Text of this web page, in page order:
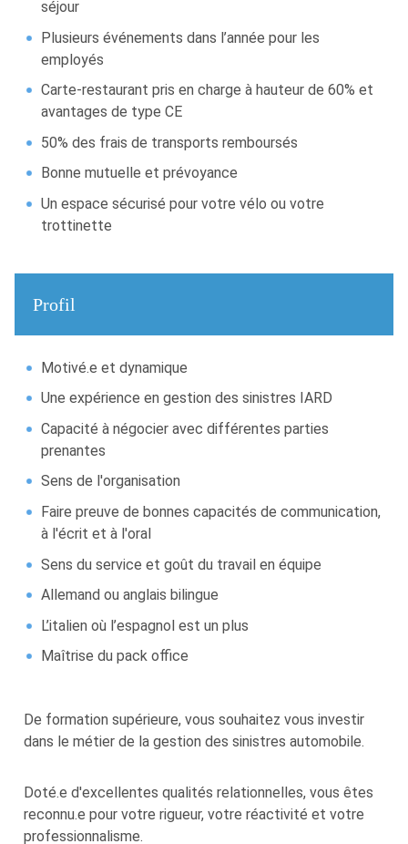
séjour
Plusieurs événements dans l’année pour les
employés
Carte-restaurant pris en charge à hauteur de 60% et
avantages de type CE
50% des frais de transports remboursés
Bonne mutuelle et prévoyance
Un espace sécurisé pour votre vélo ou votre
trottinette
Profil
Motivé.e et dynamique
Une expérience en gestion des sinistres IARD
Capacité à négocier avec différentes parties
prenantes
Sens de l'organisation
Faire preuve de bonnes capacités de communication,
à l'écrit et à l'oral
Sens du service et goût du travail en équipe
Allemand ou anglais bilingue
L’italien où l’espagnol est un plus
Maîtrise du pack office
De formation supérieure, vous souhaitez vous investir
dans le métier de la gestion des sinistres automobile.
Doté.e d'excellentes qualités relationnelles, vous êtes
reconnu.e pour votre rigueur, votre réactivité et votre
professionnalisme.